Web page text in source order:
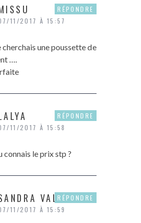
11/2017 À 15:57
cherchais une poussette de
….
RÉPONDRE
11/2017 À 15:58
connais le prix stp ?
RÉPONDRE
VALENTIN
11/2017 À 15:59
RÉPONDRE